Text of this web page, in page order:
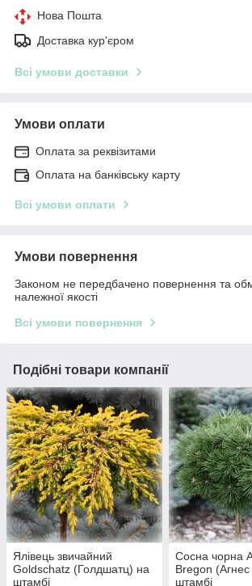
Нова Пошта
Доставка кур'єром
Всі умови доставки
Умови оплати
Оплата за реквізитами
Оплата на банківську карту
Всі умови оплати
Умови повернення
Законом не передбачено повернення та
належної якості
Всі умови повернення
Подібні товари компанії
Ялівець звичайний
Goldschatz (Голдшатц) на
штамбі
Сосна чорна
Bregon
штамбі